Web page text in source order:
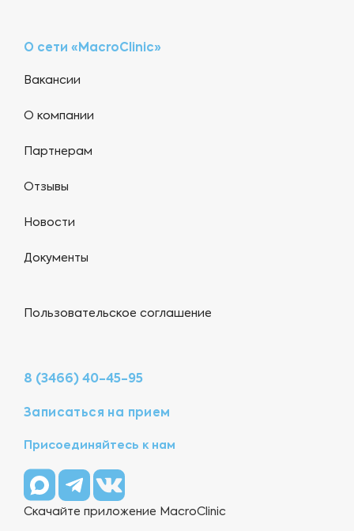
О сети «MacroClinic»
Вакансии
О компании
Партнерам
Отзывы
Новости
Документы
Пользовательское соглашение
8 (3466) 40-45-95
Записаться на прием
Присоединяйтесь к нам
Скачайте приложение MacroClinic